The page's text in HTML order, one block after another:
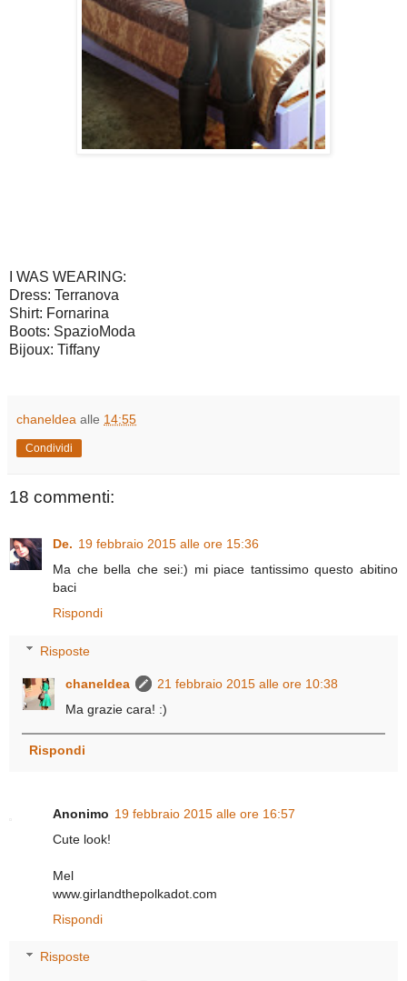
I WAS WEARING:
Dress: Terranova
Shirt: Fornarina
Boots: SpazioModa
Bijoux: Tiffany
chaneldea alle 14:55
Condividi
18 commenti:
De. 19 febbraio 2015 alle ore 15:36
Ma che bella che sei:) mi piace tantissimo questo abitino
baci
Rispondi
Risposte
chaneldea
21 febbraio 2015 alle ore 10:38
Ma grazie cara! :)
Rispondi
Anonimo 19 febbraio 2015 alle ore 16:57
Cute look!
Mel
www.girlandthepolkadot.com
Rispondi
Risposte